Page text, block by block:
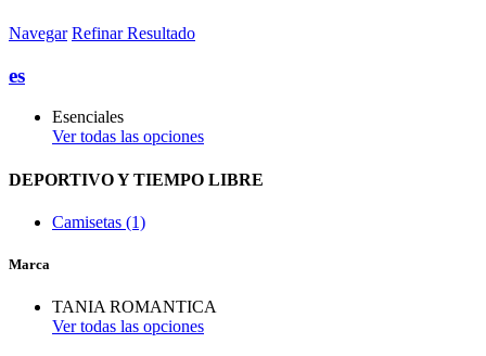
Navegar Refinar Resultado
es
Esenciales
Ver todas las opciones
DEPORTIVO Y TIEMPO LIBRE
Camisetas (1)
Marca
TANIA ROMANTICA
Ver todas las opciones